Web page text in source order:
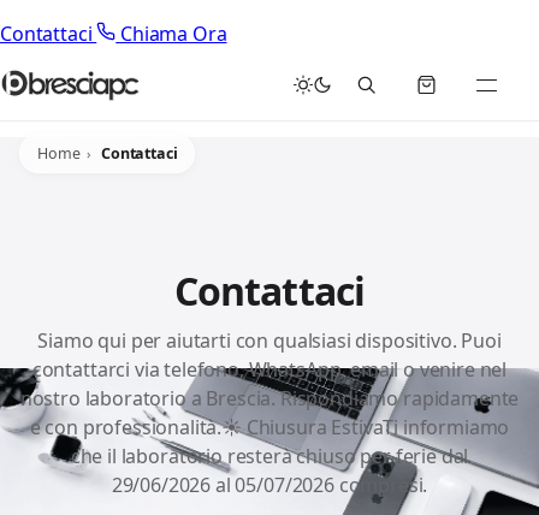
Contattaci
Chiama Ora
Home Contattaci
Contattaci
Siamo qui per aiutarti con qualsiasi dispositivo. Puoi
contattarci via telefono, WhatsApp, email o venire nel
nostro laboratorio a Brescia. Rispondiamo rapidamente
e con professionalità.☀️ Chiusura EstivaTi informiamo
che il laboratorio resterà chiuso per ferie dal
29/06/2026 al 05/07/2026 compresi.